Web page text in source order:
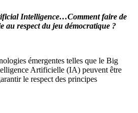
Intelligence…Comment faire de
au respect du jeu démocratique ?
émergentes telles que le Big
Artificielle (IA) peuvent être
le respect des principes